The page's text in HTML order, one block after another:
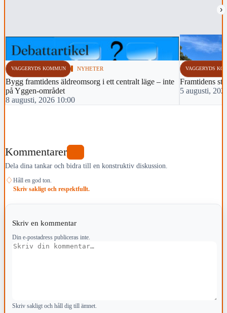
›
VAGGERYDS KOMMUN NYHETER
Bygg framtidens äldreomsorg i ett centralt läge – inte
på Yggen-området
8 augusti, 2026 10:00
VAGGERYDS
Framtidens
5 augusti,
Kommentarer
Dela dina tankar och bidra till en konstruktiv diskussion.
♢ Håll en god ton.
Skriv sakligt och respektfullt.
Skriv en kommentar
Din e-postadress publiceras inte.
Kommentar
Skriv sakligt och håll dig till ämnet.